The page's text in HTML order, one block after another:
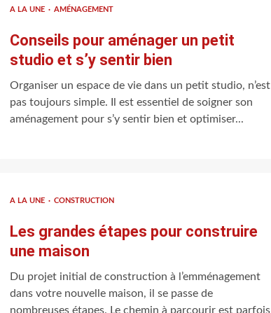
A LA UNE AMÉNAGEMENT
Conseils pour aménager un petit
studio et s’y sentir bien
Organiser un espace de vie dans un petit studio, n’est
pas toujours simple. Il est essentiel de soigner son
aménagement pour s’y sentir bien et optimiser...
A LA UNE CONSTRUCTION
Les grandes étapes pour construire
une maison
Du projet initial de construction à l’emménagement
dans votre nouvelle maison, il se passe de
nombreuses étapes. Le chemin à parcourir est parfois